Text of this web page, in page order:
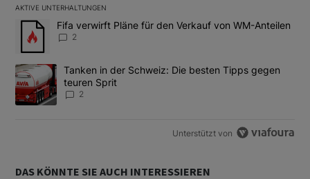
AKTIVE UNTERHALTUNGEN
Das Folgende ist eine Liste der am meisten kommentierten
Ein Trendartikel mit dem Titel "Fifa verwirft Pläne für den
Fifa verwirft Pläne für den Verkauf von WM-Anteilen
2
Ein Trendartikel mit dem Titel "Tanken in der Schweiz: Die
Tanken in der Schweiz: Die besten Tipps gegen
teuren Sprit
2
Unterstützt von
DAS KÖNNTE SIE AUCH INTERESSIEREN